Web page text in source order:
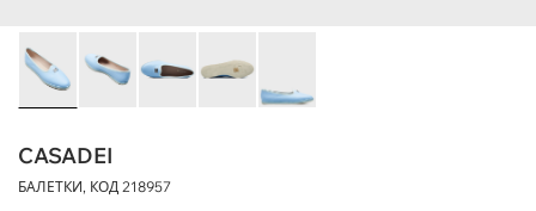
CASADEI
БАЛЕТКИ, КОД 218957